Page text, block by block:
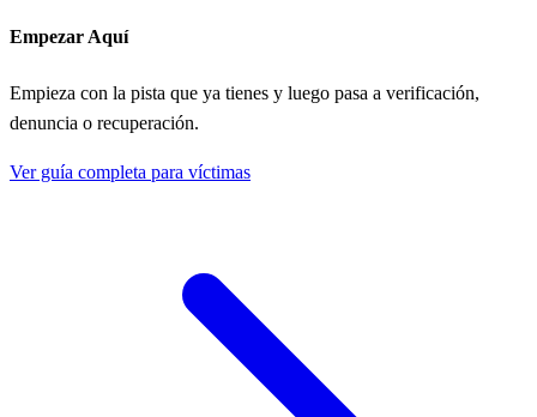
Empezar Aquí
Empieza con la pista que ya tienes y luego pasa a verificación,
denuncia o recuperación.
Ver guía completa para víctimas